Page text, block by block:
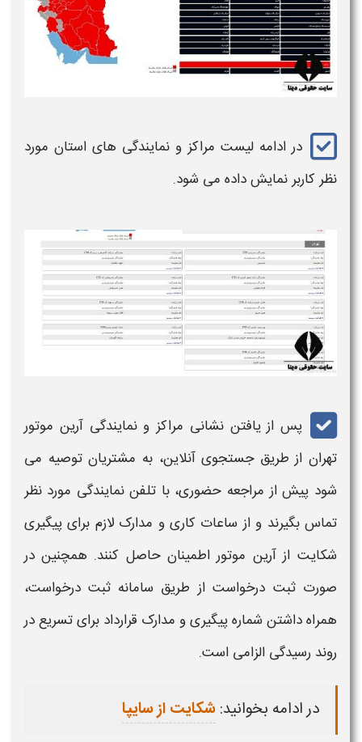
در ادامه لیست مراکز و نمایندگی های استان مورد
نظر کاربر نمایش داده می شود.
پس از یافتن نشانی مراکز و نمایندگی آرین موتور
تهران از طریق جستجوی آنلاین، به مشتریان توصیه می
شود پیش از مراجعه حضوری، با تلفن نمایندگی مورد نظر
تماس بگیرند و از ساعات کاری و مدارک لازم برای پیگیری
شکایت از آرین موتوراطمینان حاصل کنند. همچنین در
صورت ثبت درخواست از طریق سامانه ثبت درخواست،
همراه داشتن شماره پیگیری و مدارک قرارداد برای تسریع در
روند رسیدگی الزامی است.
در ادامه بخوانید:شکایت از سایپا